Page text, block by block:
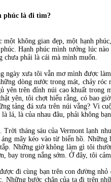
phúc là đi tìm?
một không gian đẹp, một hạnh
Hạnh phúc mình tưởng lúc
chưa phải là cái mà mình muốn.
ngày xưa tôi vẫn mơ mình được
dòng nước trong mát, chảy
yên trên đỉnh núi cao khuất trong
yên, tôi chợt hiểu rằng, có bao
tảng đá xưa trên núi vắng? Vì
là lá, là của nhau đâu, phải không
tháng sáu của Vermont lạnh
mây kéo vào từ biển hồ.
Những giờ không làm gì tôi
bay trong nắng sớm. Ở đây, tôi
đi cùng bạn trên con đường
Những bước chân của ta đi trên